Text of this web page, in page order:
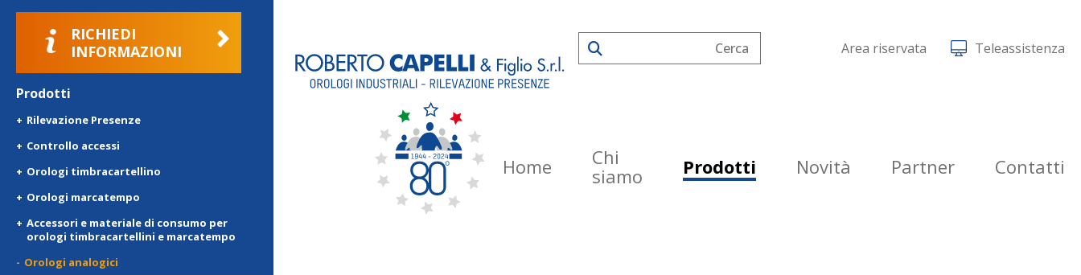
RICHIEDI
INFORMAZIONI
Prodotti
Rilevazione Presenze
Controllo accessi
Orologi timbracartellino
Orologi marcatempo
Accessori e materiale di consumo per
orologi timbracartellini e marcatempo
Orologi analogici
Area riservata Teleassistenza
Home
Chi
siamo
Prodotti Novità Partner Contatti